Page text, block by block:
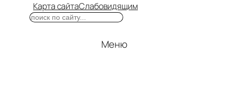
Карта сайтаСлабовидящим
Поиск
Меню